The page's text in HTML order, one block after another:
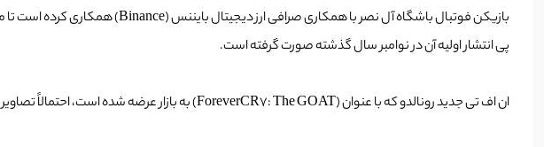
پی انتشار اولیه آن در نوامبر سال گذشته صورت گرفته است.
ان اف تی جدید رونالدو که با عنوان (ForeverCR7: The GOAT) به بازار عرضه شده است، احتمالاً تصاویر یا آثار هنری مربوط به کریستیانو رونالدو به صورت NFT ارائه می‌شود.